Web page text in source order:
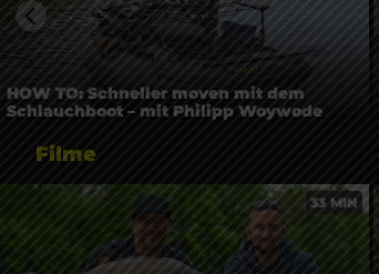
HOW TO: Schneller moven mit dem
Schlauchboot – mit Philipp Woywode
Filme
33 MIN